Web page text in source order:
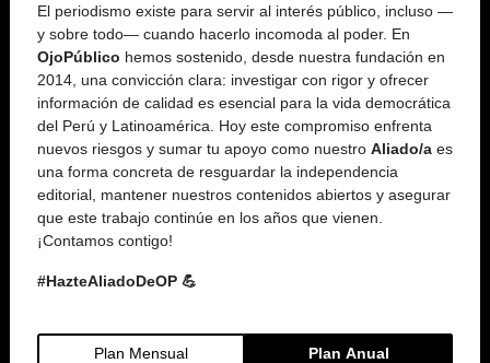
El periodismo existe para servir al interés público, incluso —
y sobre todo— cuando hacerlo incomoda al poder. En
OjoPúblico hemos sostenido, desde nuestra fundación en
2014, una convicción clara: investigar con rigor y ofrecer
información de calidad es esencial para la vida democrática
del Perú y Latinoamérica. Hoy este compromiso enfrenta
nuevos riesgos y sumar tu apoyo como nuestro Aliado/a es
una forma concreta de resguardar la independencia
editorial, mantener nuestros contenidos abiertos y asegurar
que este trabajo continúe en los años que vienen.
¡Contamos contigo!
#HazteAliadoDeOP 💪
Plan Mensual Plan Anual